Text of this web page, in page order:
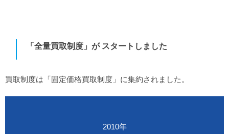
「全量買取制度」が スタートしました
買取制度は「固定価格買取制度」に集約されました。
2010年